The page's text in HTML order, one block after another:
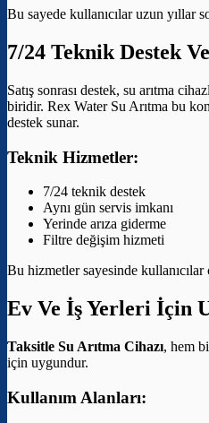
Bu sayede kullanıcılar uzun yıllar
7/24 Teknik Destek
Satış sonrası destek, su arıtma
biridir. Rex Water Su Arıtma bu
destek sunar.
Teknik Hizmetler:
7/24 teknik destek
Aynı gün servis imkanı
Yerinde arıza giderme
Filtre değişim hizmeti
Bu hizmetler sayesinde
Ev Ve İş Yerleri İçin
Taksitle Su Arıtma Cihazı, hem
için uygundur.
Kullanım Alanları: